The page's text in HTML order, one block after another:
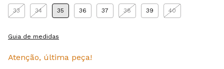
33 34 35 36 37 38 39 40
Guia de medidas
Atenção, última peça!